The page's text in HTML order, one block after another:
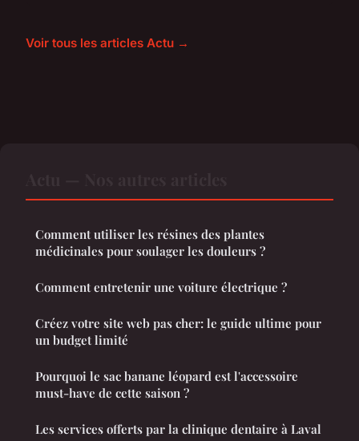
Voir tous les articles Actu →
Comment utiliser les résines des plantes
médicinales pour soulager les douleurs ?
Comment entretenir une voiture électrique ?
Créez votre site web pas cher: le guide ultime pour
un budget limité
Pourquoi le sac banane léopard est l'accessoire
must-have de cette saison ?
Les services offerts par la clinique dentaire à Laval